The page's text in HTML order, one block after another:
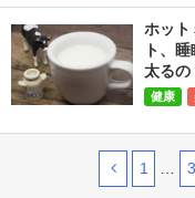
ホット
ト、
太るの
健康
1 3